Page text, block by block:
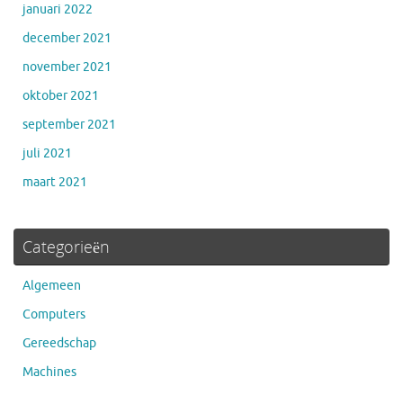
januari 2022
december 2021
november 2021
oktober 2021
september 2021
juli 2021
maart 2021
Categorieën
Algemeen
Computers
Gereedschap
Machines